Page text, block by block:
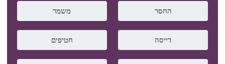
משמר החסר
חטיפים דייסה